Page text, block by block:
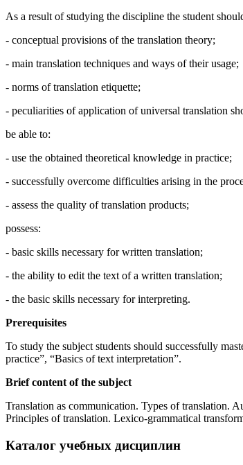
As a result of studying the discipline the student
- conceptual provisions of the translation theory;
- main translation techniques and ways of their usage;
- norms of translation etiquette;
- peculiarities of application of universal translation
be able to:
- use the obtained theoretical knowledge in practice;
- successfully overcome difficulties arising in the
- assess the quality of translation products;
possess:
- basic skills necessary for written translation;
- the ability to edit the text of a written translation;
- the basic skills necessary for interpreting.
Prerequisites
To study the subject students should successfully
practice”, “Basics of text interpretation”.
Brief content of the subject
Translation as communication. Types of translation.
Principles of translation. Lexico-grammatical
Каталог учебных дисциплин